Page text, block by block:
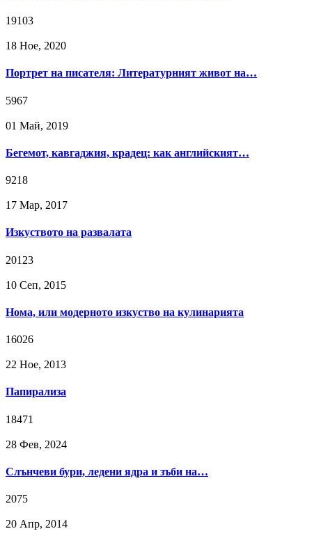
19103
18 Ное, 2020
Портрет на писателя: Литературният живот на…
5967
01 Май, 2019
Бегемот, кавгаджия, крадец: как английският…
9218
17 Мар, 2017
Изкуството на развалата
20123
10 Сeп, 2015
Нома, или модерното изкуство на кулинарията
16026
22 Ное, 2013
Папирализа
18471
28 Фев, 2024
Слънчеви бури, ледени ядра и зъби на…
2075
20 Апр, 2014